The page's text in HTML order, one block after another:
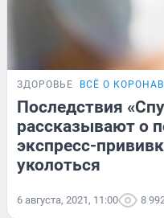
ЗДОРОВЬЕ ВСЁ О
Последствия
рассказывают о
экспресс-
уколоться
6 августа, 2021, 11:00 8